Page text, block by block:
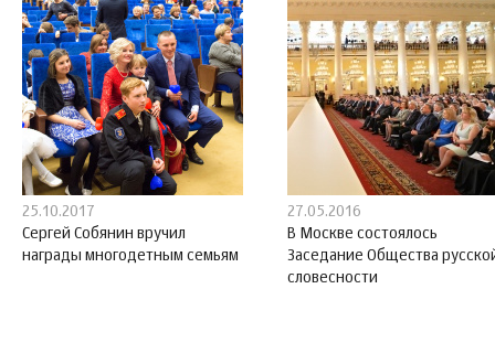
25.10.2017
Сергей Собянин вручил
награды многодетным семьям
27.05.2016
В Москве состоялось
Заседание Общества
словесности